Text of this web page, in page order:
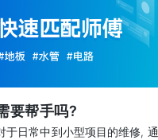
要帮手吗?
于日常中到小型项目的维修, 通